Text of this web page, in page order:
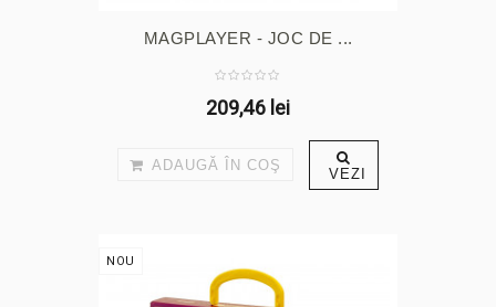
MAGPLAYER - JOC DE ...
209,46 lei
ADAUGĂ ÎN COŞ VEZI
NOU